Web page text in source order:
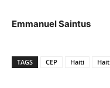
Emmanuel Saintus
TAGS CEP Haiti